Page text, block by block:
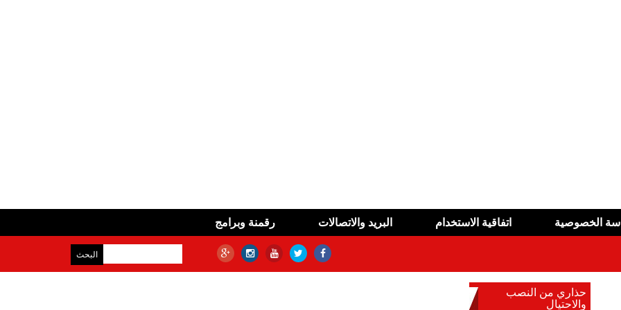
الخصوصية اتفاقية الاستخدام البريد والاتصالات رقمنة وبرامج
المزورة
حذاري من النصب
والاحتيال